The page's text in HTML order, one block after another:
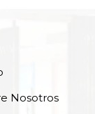
Nosotros